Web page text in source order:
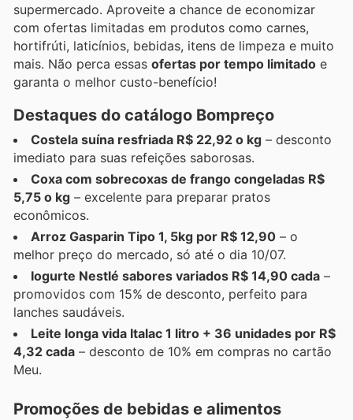
supermercado. Aproveite a chance de economizar
com ofertas limitadas em produtos como carnes,
hortifrúti, laticínios, bebidas, itens de limpeza e muito
mais. Não perca essas ofertas por tempo limitado e
garanta o melhor custo-benefício!
Destaques do catálogo Bompreço
Costela suína resfriada R$ 22,92 o kg – desconto
imediato para suas refeições saborosas.
Coxa com sobrecoxas de frango congeladas R$
5,75 o kg – excelente para preparar pratos
econômicos.
Arroz Gasparin Tipo 1, 5kg por R$ 12,90 – o
melhor preço do mercado, só até o dia 10/07.
Iogurte Nestlé sabores variados R$ 14,90 cada –
promovidos com 15% de desconto, perfeito para
lanches saudáveis.
Leite longa vida Italac 1 litro + 36 unidades por R$
4,32 cada – desconto de 10% em compras no cartão
Meu.
Promoções de bebidas e alimentos